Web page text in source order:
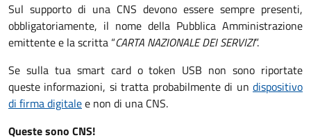
Sul supporto di una CNS devono essere sempre presenti,
obbligatoriamente, il nome della Pubblica Amministrazione
emittente e la scritta “CARTA NAZIONALE DEI SERVIZI”.
Se sulla tua smart card o token USB non sono riportate
queste informazioni, si tratta probabilmente di un dispositivo
di firma digitalee non di una CNS.
Queste sono CNS!